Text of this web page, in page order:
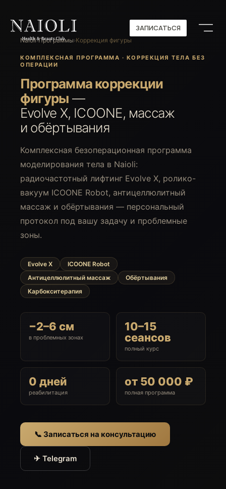
ЗАПИСАТЬСЯ
ЗАПИСАТЬСЯ
Naioli›Программы›Коррекция фигуры
КОМПЛЕКСНАЯ ПРОГРАММА · КОРРЕКЦИЯ ТЕЛА БЕЗ
ОПЕРАЦИИ
Программа коррекции
фигуры —
Evolve X, ICOONE, массаж
и обёртывания
Комплексная безоперационная программа
моделирования тела в Naioli:
радиочастотный лифтинг Evolve X, ролико-
вакуум ICOONE Robot, антицеллюлитный
массаж и обёртывания — персональный
протокол под вашу задачу и проблемные
зоны.
Evolve X
ICOONE Robot
Антицеллюлитный массаж
Обёртывания
Карбокситерапия
−2–6 см
в проблемных зонах
10–15
сеансов
полный курс
0 дней
реабилитация
от 50 000 ₽
полная программа
📞 Записаться на консультацию
✈ Telegram